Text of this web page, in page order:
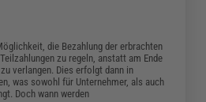
die Bezahlung der erbrachten
zu regeln, anstatt am Ende
verlangen. Dies erfolgt dann in
was sowohl für Unternehmer, als auch
Doch wann werden